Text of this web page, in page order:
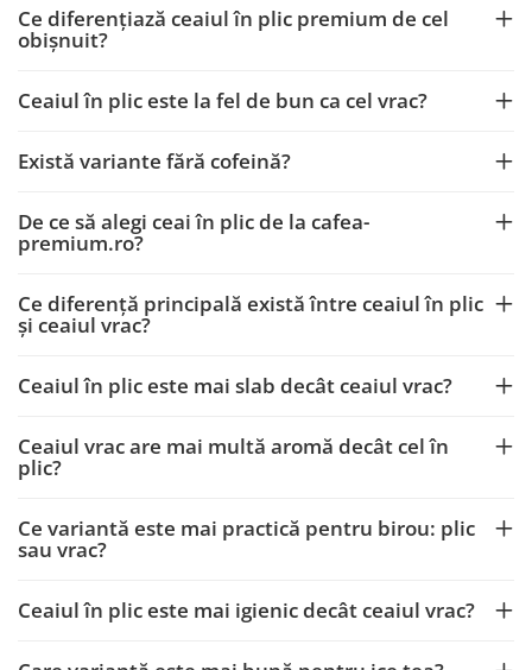
Ce diferențiază ceaiul în plic premium de cel
obișnuit?
Ceaiul în plic este la fel de bun ca cel vrac?
Există variante fără cofeină?
De ce să alegi ceai în plic de la cafea-
premium.ro?
Ce diferență principală există între ceaiul în plic
și ceaiul vrac?
Ceaiul în plic este mai slab decât ceaiul vrac?
Ceaiul vrac are mai multă aromă decât cel în
plic?
Ce variantă este mai practică pentru birou: plic
sau vrac?
Ceaiul în plic este mai igienic decât ceaiul vrac?